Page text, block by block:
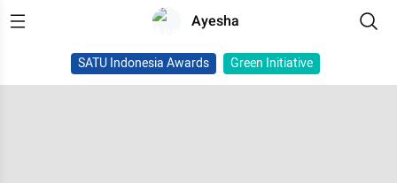
Ayesha
SATU Indonesia Awards Green Initiative